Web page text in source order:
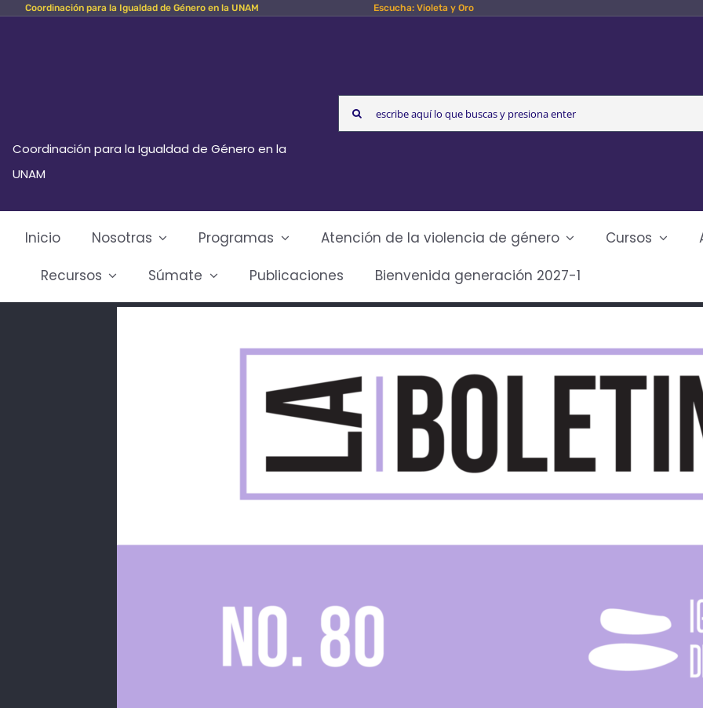
Skip Coordinación para la Igualdad de Género en la UNAM Escucha: Violeta y Oro
Coordinación para la Igualdad de Género en la
UNAM
Search
for:
Inicio Nosotras Programas Atención de la violencia de género Cursos
Recursos
Súmate Publicaciones Bienvenida generación 2027-1